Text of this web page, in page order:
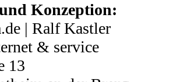
Konzeption:
| Ralf Kastler
& service
13